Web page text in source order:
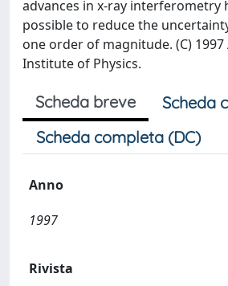
advances in x-ray interferometry
possible to reduce the
one order of magnitude. (C) 1997
Institute of Physics.
Scheda breve
Scheda
Scheda completa (DC)
Anno
1997
Rivista